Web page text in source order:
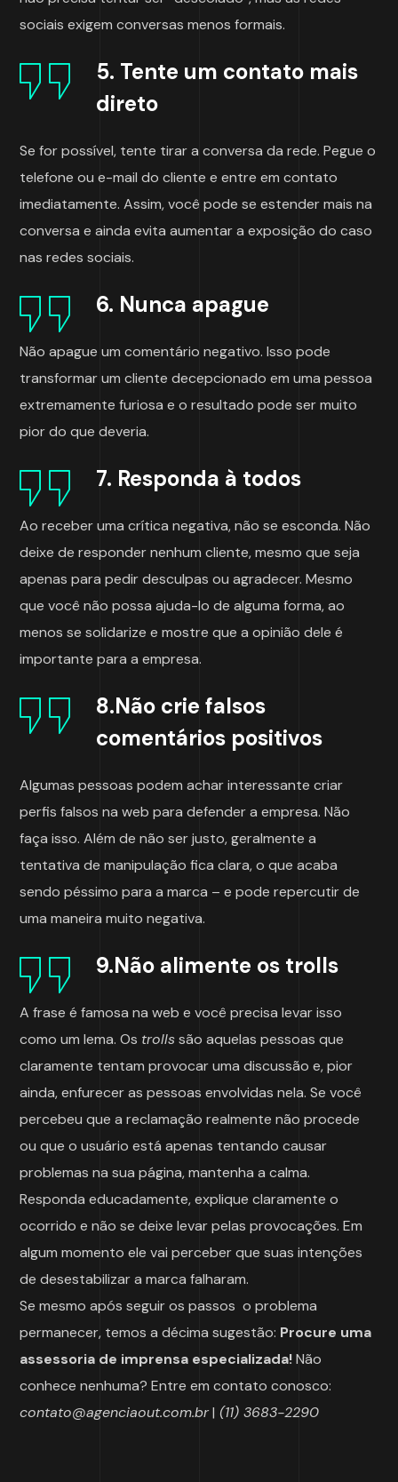
sociais exigem conversas menos formais.
5. Tente um contato mais
direto
Se for possível, tente tirar a conversa da rede. Pegue o
telefone ou e-mail do cliente e entre em contato
imediatamente. Assim, você pode se estender mais na
conversa e ainda evita aumentar a exposição do caso
nas redes sociais.
6. Nunca apague
Não apague um comentário negativo. Isso pode
transformar um cliente decepcionado em uma pessoa
extremamente furiosa e o resultado pode ser muito
pior do que deveria.
7. Responda à todos
Ao receber uma crítica negativa, não se esconda. Não
deixe de responder nenhum cliente, mesmo que seja
apenas para pedir desculpas ou agradecer. Mesmo
que você não possa ajuda-lo de alguma forma, ao
menos se solidarize e mostre que a opinião dele é
importante para a empresa.
8.Não crie falsos
comentários positivos
Algumas pessoas podem achar interessante criar
perfis falsos na web para defender a empresa. Não
faça isso. Além de não ser justo, geralmente a
tentativa de manipulação fica clara, o que acaba
sendo péssimo para a marca – e pode repercutir de
uma maneira muito negativa.
9.Não alimente os trolls
A frase é famosa na web e você precisa levar isso
como um lema. Os trollssão aquelas pessoas que
claramente tentam provocar uma discussão e, pior
ainda, enfurecer as pessoas envolvidas nela. Se você
percebeu que a reclamação realmente não procede
ou que o usuário está apenas tentando causar
problemas na sua página, mantenha a calma.
Responda educadamente, explique claramente o
ocorrido e não se deixe levar pelas provocações. Em
algum momento ele vai perceber que suas intenções
de desestabilizar a marca falharam.
Se mesmo após seguir os passos o problema
permanecer, temos a décima sugestão: Procure uma
assessoria de imprensa especializada!Não
conhece nenhuma? Entre em contato conosco:
contato@agenciaout.com.br| (11) 3683-2290